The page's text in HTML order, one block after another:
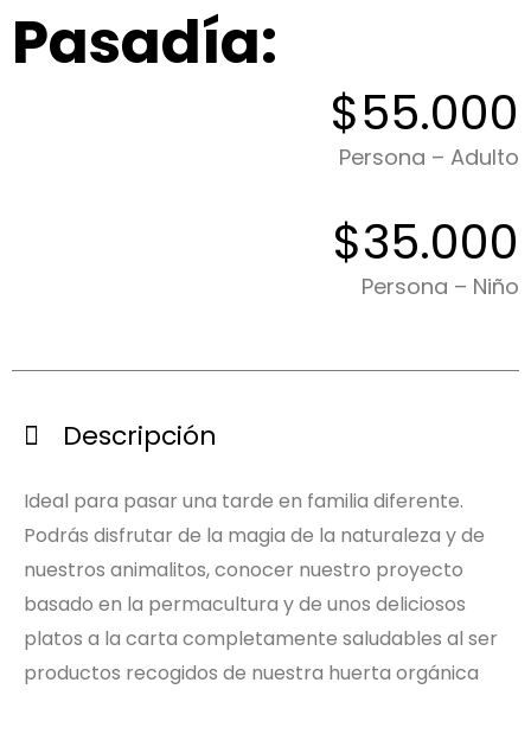
Pasadía:
$55.000
Persona – Adulto
$35.000
Persona – Niño
Descripción
Ideal para pasar una tarde en familia diferente.
Podrás disfrutar de la magia de la naturaleza y de
nuestros animalitos, conocer nuestro proyecto
basado en la permacultura y de unos deliciosos
platos a la carta completamente saludables al ser
productos recogidos de nuestra huerta orgánica